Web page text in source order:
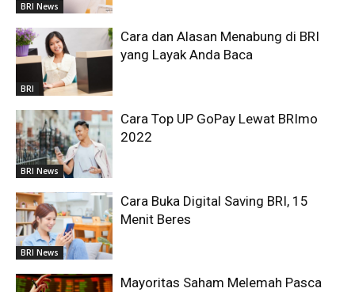
BRI News
BRI
Cara dan Alasan Menabung di BRI
yang Layak Anda Baca
BRI News
Cara Top UP GoPay Lewat BRImo
2022
BRI News
Cara Buka Digital Saving BRI, 15
Menit Beres
Mayoritas Saham Melemah Pasca